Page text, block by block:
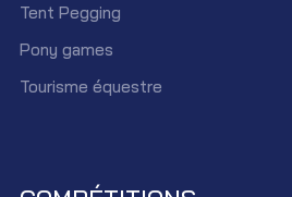
Tent Pegging
Pony games
Tourisme équestre